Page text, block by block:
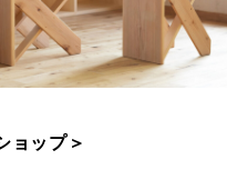
ョップ＞